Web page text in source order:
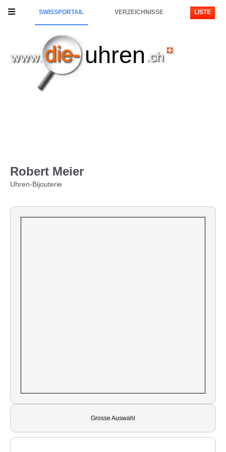
SWISSPORTAIL VERZEICHNISSE LISTE
uhren
Robert Meier
Uhren-Bijouterie
Grosse Auswahl